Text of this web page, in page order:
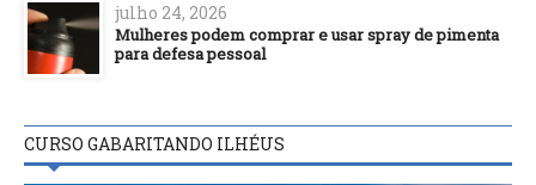
julho 24, 2026
Mulheres podem comprar e usar spray de pimenta
para defesa pessoal
CURSO GABARITANDO ILHÉUS